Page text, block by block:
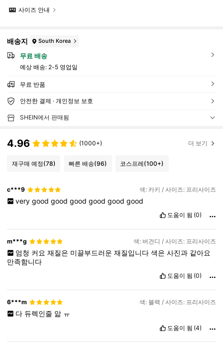
사이즈 안내
배송지 South Korea
무료 배송
예상 배송: 2-5 영업일
무료 반품
안전한 결제 · 개인정보 보호
SHEIN에서 판매됨
4.96 (1000+) 더 보기
재구매 예정(78) 빠른 배송(96) 코스프레(100+)
c***9 색: 카키 / 사이즈: 프리사이즈
very good good good good good good
도움이 됨 (0)
m***g 색: 버건디 / 사이즈: 프리사이즈
엄청 커요 재질은 미끌부드러운 재질입니다 색은 사진과 같아요
만족함니다
도움이 됨 (0)
6***m 색: 블랙 / 사이즈: 프리사이즈
다 듀렉인줄 앎 ㅠ
도움이 됨 (4)